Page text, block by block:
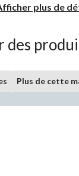
plus de
des
Plus de cette